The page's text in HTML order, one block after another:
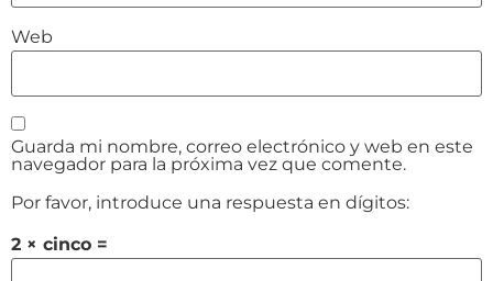
Web
Guarda mi nombre, correo electrónico y web en este
navegador para la próxima vez que comente.
Por favor, introduce una respuesta en dígitos:
2 × cinco =